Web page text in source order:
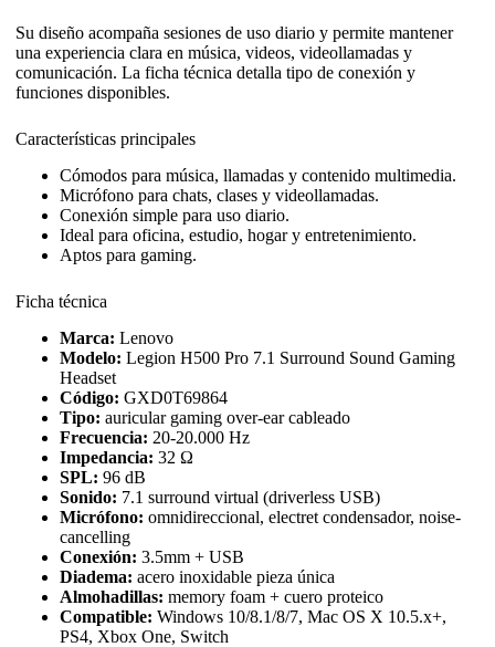
Su diseño acompaña sesiones de uso diario y permite mantener
una experiencia clara en música, videos, videollamadas y
comunicación. La ficha técnica detalla tipo de conexión y
funciones disponibles.
Características principales
Cómodos para música, llamadas y contenido multimedia.
Micrófono para chats, clases y videollamadas.
Conexión simple para uso diario.
Ideal para oficina, estudio, hogar y entretenimiento.
Aptos para gaming.
Ficha técnica
Marca: Lenovo
Modelo: Legion H500 Pro 7.1 Surround Sound Gaming
Headset
Código: GXD0T69864
Tipo: auricular gaming over-ear cableado
Frecuencia: 20-20.000 Hz
Impedancia: 32 Ω
SPL: 96 dB
Sonido: 7.1 surround virtual (driverless USB)
Micrófono: omnidireccional, electret condensador, noise-
cancelling
Conexión: 3.5mm + USB
Diadema: acero inoxidable pieza única
Almohadillas: memory foam + cuero proteico
Compatible: Windows 10/8.1/8/7, Mac OS X 10.5.x+,
PS4, Xbox One, Switch